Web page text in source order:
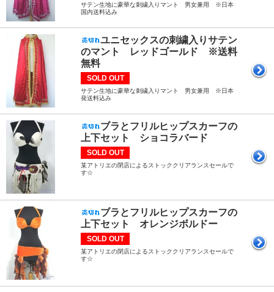
サテン生地に豪華な刺繍入りマント 男女兼用 ※日本
国内送料込み
ユニセックスの刺繍入りサテン
のマント レッドゴールド ※送料
無料
SOLD OUT
サテン生地に豪華な刺繍入りマント 男女兼用 ※日本
発送料込み
ブラとフリルヒップスカーフの
上下セット ショコラバード
SOLD OUT
某アトリエの閉店によるストッククリアランスセールで
す☆
ブラとフリルヒップスカーフの
上下セット オレンジボルドー
SOLD OUT
某アトリエの閉店によるストッククリアランスセールで
す☆